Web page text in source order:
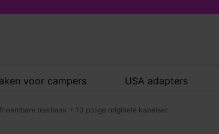
voor campers USA adapters
trekhaak + 13 polige originele kabelset